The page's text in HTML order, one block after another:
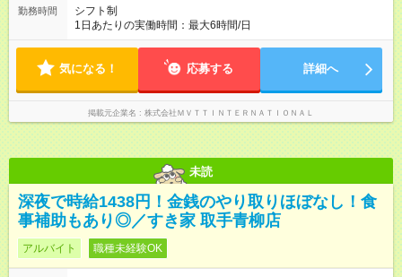
給与は本採用時と同じです。
勤務時間
シフト制
1日あたりの実働時間：最大6時間/日
気になる！ 応募する 詳細へ
掲載元企業名 株式会社ＭＶＴＴＩＮＴＥＲＮＡＴＩＯＮＡＬ
未読
深夜で時給1438円！金銭のやり取りほぼなし！食
事補助もあり◎／すき家 取手青柳店
アルバイト 職種未経験OK